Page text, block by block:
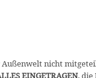
Außenwelt nicht
EINGETRAGEN, die